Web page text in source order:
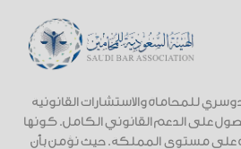
للمحاماة والاستشارات القانونية
على الدعم القانوني الكامل. كونها
على مستوى المملكة. حيث نؤمن بأن